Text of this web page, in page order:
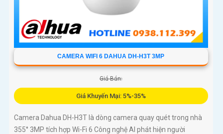
CAMERA WIFI 6 DAHUA DH-H3T 3MP
Giá Bán:
Giá Khuyến Mại: 5%-35%
Camera Dahua DH-H3T là dòng camera quay quét trong nhà
355° 3MP tích hợp Wi-Fi 6 Công nghệ AI phát hiện người